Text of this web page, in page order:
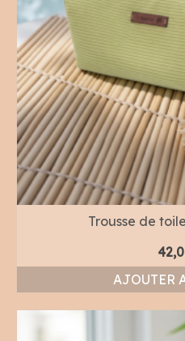
Trousse de
AJOUTER